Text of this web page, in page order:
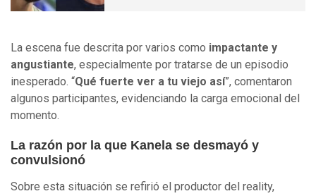
La escena fue descrita por varios como impactante y
angustiante, especialmente por tratarse de un episodio
inesperado. “Qué fuerte ver a tu viejo así”, comentaron
algunos participantes, evidenciando la carga emocional del
momento.
La razón por la que Kanela se desmayó y
convulsionó
Sobre esta situación se refirió el productor del reality,